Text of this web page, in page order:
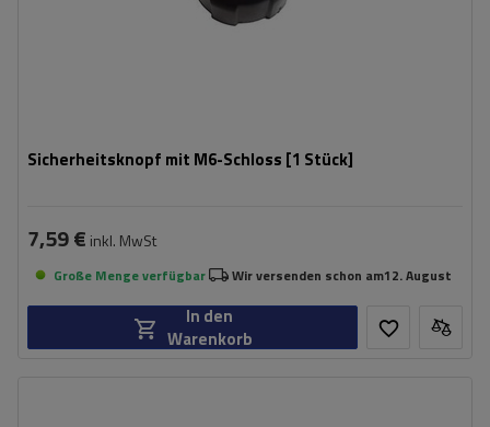
Sicherheitsknopf mit M6-Schloss [1 Stück]
7,59 € inkl. MwSt
Große Menge verfügbar Wir versenden schon am12. August
In den
Warenkorb